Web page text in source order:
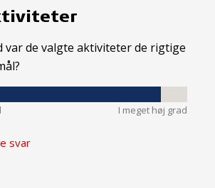
var de valgte aktiviteter de rigtige
I meget høj grad
svar